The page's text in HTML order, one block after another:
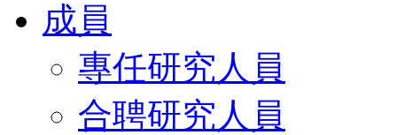
成員
專任研究人員
合聘研究人員